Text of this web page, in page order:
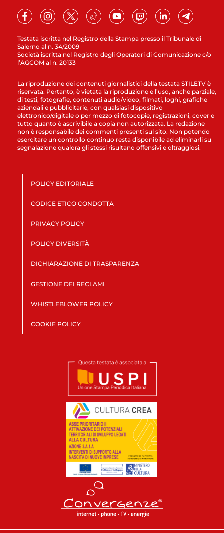
Testata iscritta nel Registro della Stampa presso il Tribunale di
Salerno al n. 34/2009
Società iscritta nel Registro degli Operatori di Comunicazione c/o
l’AGCOM al n. 20133
La riproduzione dei contenuti giornalistici della testata STILETV è
riservata. Pertanto, è vietata la riproduzione e l’uso, anche parziale,
di testi, fotografie, contenuti audio/video, filmati, loghi, grafiche
aziendali e pubblicitarie, con qualsiasi dispositivo
elettronico/digitale o per mezzo di fotocopie, registrazioni, cover e
tutto quanto è ascrivibile a copia non autorizzata. La redazione
non è responsabile dei commenti presenti sul sito. Non potendo
esercitare un controllo continuo resta disponibile ad eliminarli su
segnalazione qualora gli stessi risultano offensivi e oltraggiosi.
POLICY EDITORIALE
CODICE ETICO CONDOTTA
PRIVACY POLICY
POLICY DIVERSITÀ
DICHIARAZIONE DI TRASPARENZA
GESTIONE DEI RECLAMI
WHISTLEBLOWER POLICY
COOKIE POLICY